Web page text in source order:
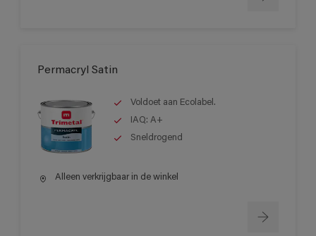
Permacryl Satin
Voldoet aan Ecolabel.
IAQ: A+
Sneldrogend
Alleen verkrijgbaar in de winkel